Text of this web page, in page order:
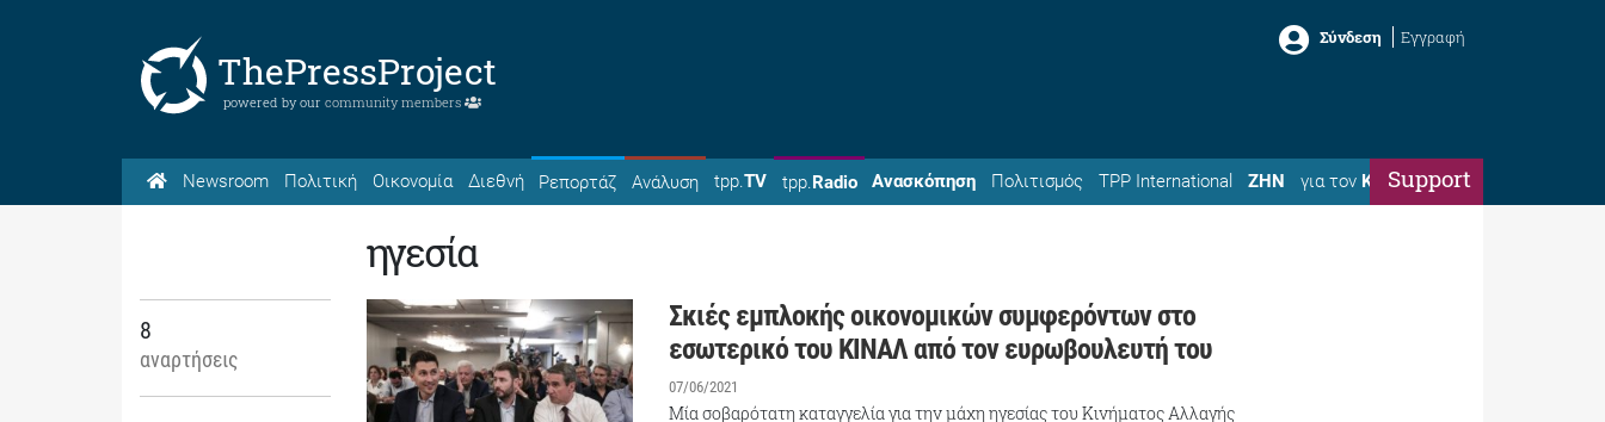
ThePressProject
powered by our community members
Σύνδεση Εγγραφή
Newsroom Πολιτική Οικονομία Διεθνή Ρεπορτάζ Ανάλυση tpp.TV tpp.Radio Ανασκόπηση Πολιτισμός TPP International ΖΗΝ για τον ΚώσταSupport
ηγεσία
8
αναρτήσεις
Σκιές εμπλοκής οικονομικών συμφερόντων στο
εσωτερικό του ΚΙΝΑΛ από τον ευρωβουλευτή του
07/06/2021
Μία σοβαρότατη καταγγελία για την μάχη ηγεσίας του Κινήματος Αλλαγής